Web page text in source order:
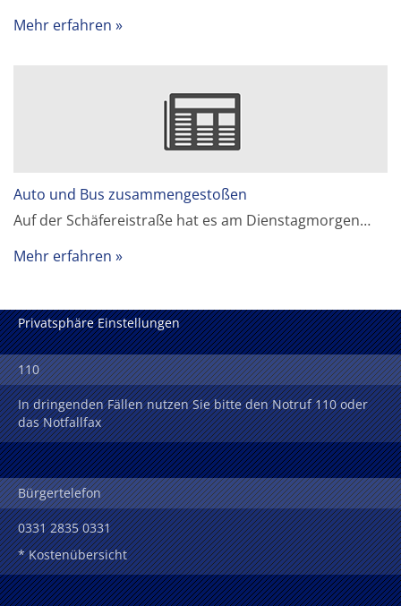
Mehr erfahren
Auto und Bus zusammengestoßen
Auf der Schäfereistraße hat es am Dienstagmorgen…
Mehr erfahren
Privatsphäre Einstellungen
110
In dringenden Fällen nutzen Sie bitte den Notruf 110 oder
das Notfallfax
Bürgertelefon
0331 2835 0331
* Kostenübersicht